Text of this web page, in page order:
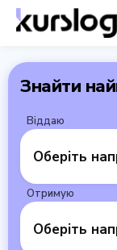
Знайти
Віддаю
Оберіть
Отримую
Оберіть